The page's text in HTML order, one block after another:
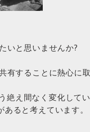
いと思いませんか?
有することに熱心に取
絶え間なく変化してい
ると考えています。